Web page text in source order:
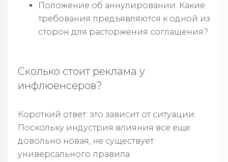
Положение об аннулировании: Какие
требования предъявляются к одной из
сторон для расторжения соглашения?
Сколько стоит реклама у
инфлюенсеров?
Короткий ответ: это зависит от ситуации.
Поскольку индустрия влияния все еще
довольно новая, не существует
универсального правила